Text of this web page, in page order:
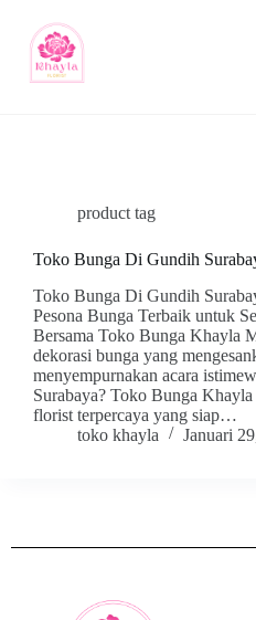
product tag
Toko Bunga Di Gundih
Toko Bunga Di Gundih
Pesona Bunga Terbaik untuk
Bersama Toko Bunga Khayla
dekorasi bunga yang
menyempurnakan acara
Surabaya? Toko Bunga
florist terpercaya yang siap…
toko khayla
Januari